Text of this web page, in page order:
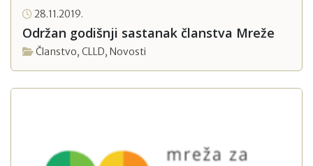
28.11.2019.
Održan godišnji sastanak članstva Mreže
Članstvo, CLLD, Novosti